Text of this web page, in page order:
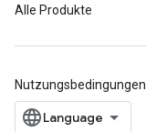
Alle Produkte
Nutzungsbedingungen